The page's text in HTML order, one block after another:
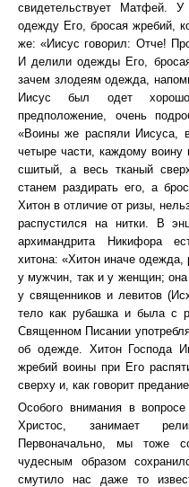
свидетельствует Матфей.
одежду Его, бросая жребий,
же: «Иисус говорил: Отче!
И делили одежды Его,
зачем злодеям одежда,
Иисус был одет
предположение, очень
«Воины же распяли Иисуса,
четыре части, каждому
сшитый, а весь тканый
станем раздирать его, а
Хитон в отличие от ризы,
распустился на нитки. В
архимандрита Никифора
хитона: «Хитон иначе
у мужчин, так и у женщин;
у священников и левитов
тело как рубашка и была с
Священном Писании
об одежде. Хитон Господа
жребий воины при Его
сверху и, как говорит
Особого внимания в
Христос, занимает
Первоначально, мы тоже
чудесным образом
смутило нас даже то